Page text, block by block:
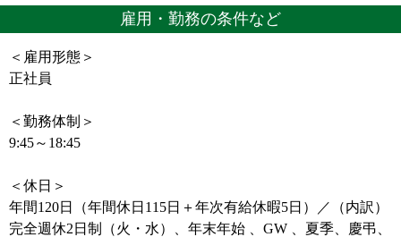
雇用・勤務の条件など
＜雇用形態＞
正社員
＜勤務体制＞
9:45～18:45
＜休日＞
年間120日（年間休日115日＋年次有給休暇5日）／（内訳）
完全週休2日制（火・水）、年末年始 、GW 、夏季、慶弔、